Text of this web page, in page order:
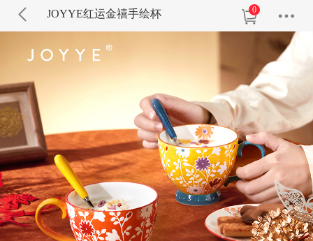
JOYYE红运金禧手绘杯 0